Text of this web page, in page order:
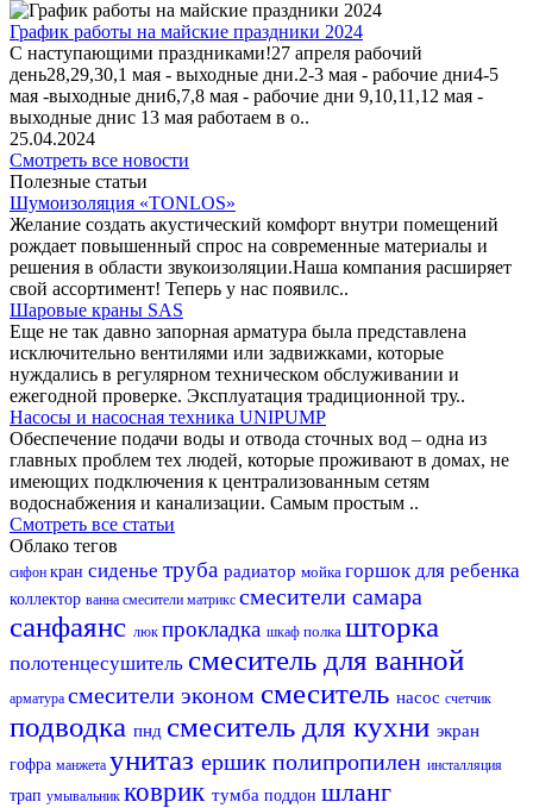
График работы на майские праздники 2024
С наступающими праздниками!27 апреля рабочий
день28,29,30,1 мая - выходные дни.2-3 мая - рабочие дни4-5
мая -выходные дни6,7,8 мая - рабочие дни 9,10,11,12 мая -
выходные днис 13 мая работаем в о..
25.04.2024
Смотреть все новости
Полезные статьи
Шумоизоляция «TONLOS»
Желание создать акустический комфорт внутри помещений
рождает повышенный спрос на современные материалы и
решения в области звукоизоляции.Наша компания расширяет
свой ассортимент! Теперь у нас появилс..
Шаровые краны SAS
Еще не так давно запорная арматура была представлена
исключительно вентилями или задвижками, которые
нуждались в регулярном техническом обслуживании и
ежегодной проверке. Эксплуатация традиционной тру..
Насосы и насосная техника UNIPUMP
Обеспечение подачи воды и отвода сточных вод – одна из
главных проблем тех людей, которые проживают в домах, не
имеющих подключения к централизованным сетям
водоснабжения и канализации. Самым простым ..
Смотреть все статьи
Облако тегов
сифон кран сиденье труба радиатор мойка горшок для ребенка
коллектор ванна смесители матрикс смесители самара
санфаянс люк прокладка шкаф полка шторка
полотенцесушитель смеситель для ванной
арматура смесители эконом смеситель насос счетчик
подводка пнд смеситель для кухни экран
гофра манжета унитаз ершик полипропилен инсталляция
трап умывальник коврик тумба поддон шланг